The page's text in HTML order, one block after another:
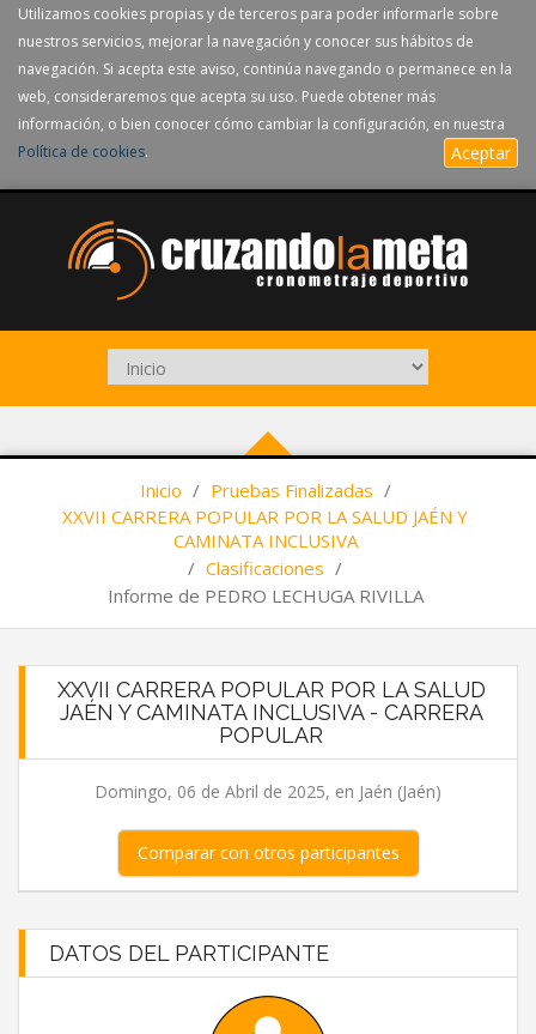
Utilizamos cookies propias y de terceros para poder informarle sobre
nuestros servicios, mejorar la navegación y conocer sus hábitos de
navegación. Si acepta este aviso, continúa navegando o permanece en la
web, consideraremos que acepta su uso. Puede obtener más
información, o bien conocer cómo cambiar la configuración, en nuestra
Política de cookies. Aceptar
Inicio / Pruebas Finalizadas /
XXVII CARRERA POPULAR POR LA SALUD JAÉN Y
CAMINATA INCLUSIVA
/ Clasificaciones /
Informe de PEDRO LECHUGA RIVILLA
XXVII CARRERA POPULAR POR LA SALUD
JAÉN Y CAMINATA INCLUSIVA - CARRERA
POPULAR
Domingo, 06 de Abril de 2025, en Jaén (Jaén)
Comparar con otros participantes
DATOS DEL PARTICIPANTE